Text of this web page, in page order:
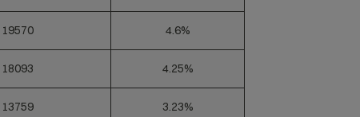
19570 4.6%
18093 4.25%
13759 3.23%